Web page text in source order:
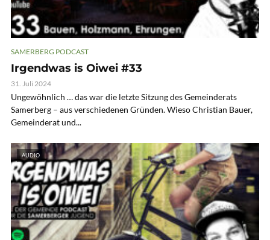
SAMERBERG PODCAST
Irgendwas is Oiwei #33
31. Juli 2024
Ungewöhnlich … das war die letzte Sitzung des Gemeinderats
Samerberg – aus verschiedenen Gründen. Wieso Christian Bauer,
Gemeinderat und...
AUDIO